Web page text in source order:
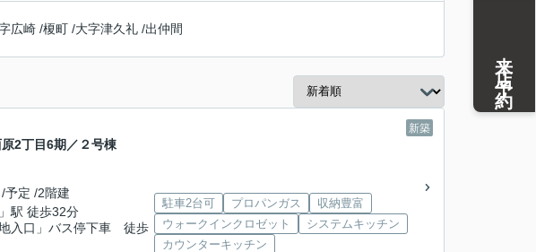
広崎 /榎町 /大字津久礼 /出仲間
新築
2丁目6期／２号棟
予定 /2階建
」駅 徒歩32分
入口」バス停下車 徒歩
駐車2台可 プロパンガス
収納豊富
ウォークインクロゼット
システムキッチン
カウンターキッチン
来店予約